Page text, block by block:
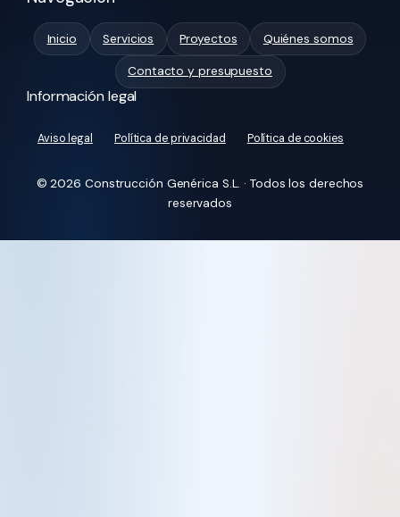
Inicio Servicios Proyectos Quiénes somos
Contacto y presupuesto
Información legal
Aviso legal Política de privacidad Política de cookies
© 2026 Construcción Genérica S.L. · Todos los derechos
reservados